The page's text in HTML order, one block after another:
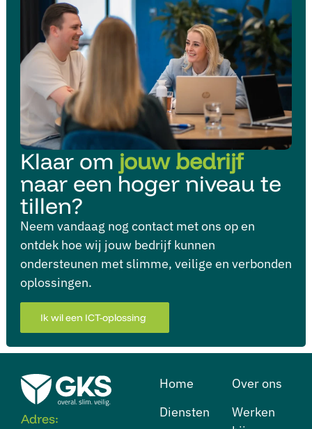
Klaar om jouw bedrijf
naar een hoger niveau te
tillen?
Neem vandaag nog contact met ons op en
ontdek hoe wij jouw bedrijf kunnen
ondersteunen met slimme, veilige en verbonden
oplossingen.
Ik wil een ICT-oplossing
Adres:
Home
Diensten
Over ons
⁠Werken